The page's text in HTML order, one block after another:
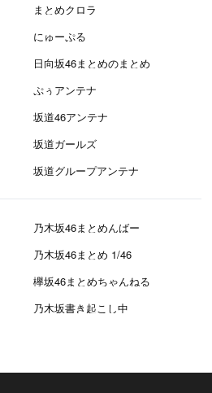
まとめクロラ
にゅーぷる
日向坂46まとめのまとめ
ぷぅアンテナ
坂道46アンテナ
坂道ガールズ
坂道グループアンテナ
乃木坂46まとめんばー
乃木坂46まとめ 1/46
欅坂46まとめちゃんねる
乃木坂書き起こし中